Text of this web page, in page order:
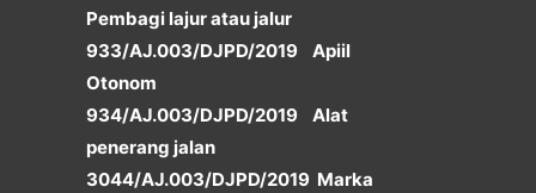
Pembagi lajur atau jalur
933/AJ.003/DJPD/2019 Apiil
Otonom
934/AJ.003/DJPD/2019 Alat
penerang jalan
3044/AJ.003/DJPD/2019 Marka